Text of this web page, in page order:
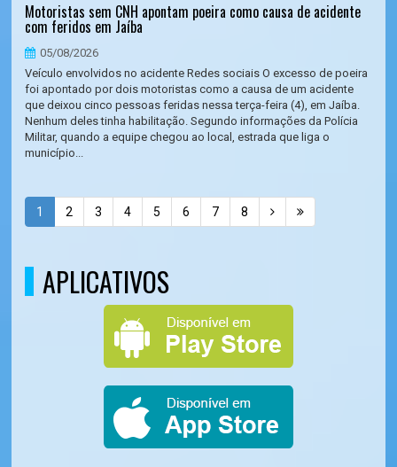
Motoristas sem CNH apontam poeira como causa de acidente
com feridos em Jaíba
05/08/2026
Veículo envolvidos no acidente Redes sociais O excesso de poeira
foi apontado por dois motoristas como a causa de um acidente
que deixou cinco pessoas feridas nessa terça-feira (4), em Jaíba.
Nenhum deles tinha habilitação. Segundo informações da Polícia
Militar, quando a equipe chegou ao local, estrada que liga o
município...
1 2 3 4 5 6 7 8
APLICATIVOS